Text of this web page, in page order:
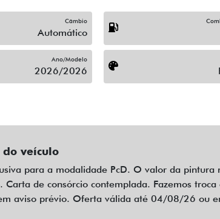
Câmbio
Automático
Ano/Modelo
2026/2026
veículo
para a modalidade PcD. O valor da
Carta de consórcio contemplada. Fazemos
aviso prévio. Oferta válida até 04/08/26 ou